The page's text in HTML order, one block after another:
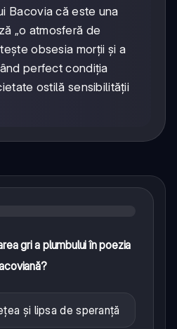
Bacovia că este una
„o atmosferă de
obsesia morții și a
perfect condiția
ostilă sensibilității
gri a plumbului în poezia
și lipsa de speranță